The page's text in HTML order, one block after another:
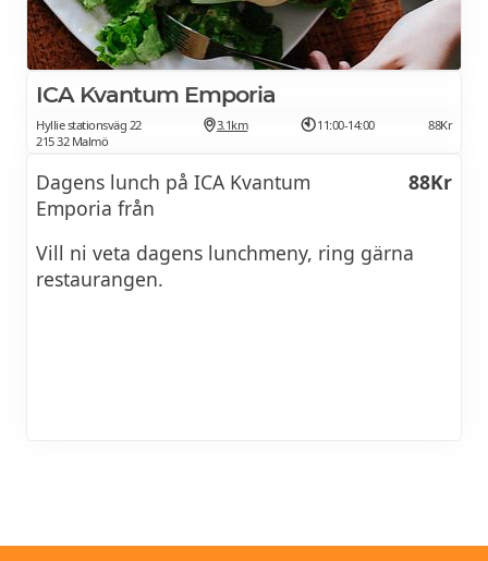
ICA Kvantum Emporia
Hyllie stationsväg 22
215 32 Malmö
3.1km 11:00-14:00 88Kr
Dagens lunch på ICA Kvantum
Emporia från
88Kr
Vill ni veta dagens lunchmeny, ring gärna
restaurangen.